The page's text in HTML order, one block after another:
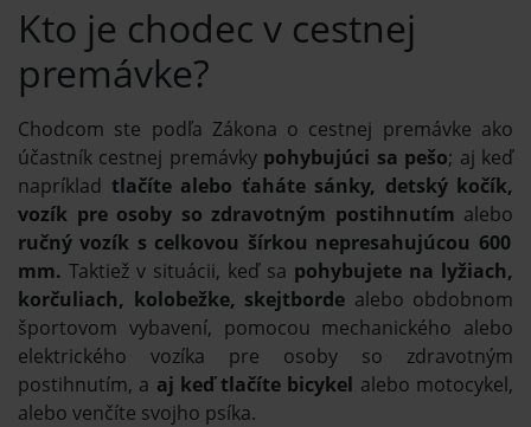
Kto je chodec v cestnej
premávke?
Chodcom ste podľa Zákona o cestnej premávke ako
účastník cestnej premávky pohybujúci sa pešo; aj keď
napríklad tlačíte alebo ťaháte sánky, detský kočík,
vozík pre osoby so zdravotným postihnutím alebo
ručný vozík s celkovou šírkou nepresahujúcou 600
mm. Taktiež v situácii, keď sa pohybujete na lyžiach,
korčuliach, kolobežke, skejtborde alebo obdobnom
športovom vybavení, pomocou mechanického alebo
elektrického vozíka pre osoby so zdravotným
postihnutím, a aj keď tlačíte bicykel alebo motocykel,
alebo venčíte svojho psíka.